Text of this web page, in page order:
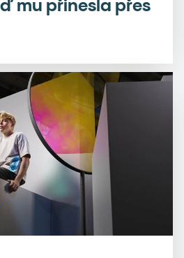
mu přinesla přes